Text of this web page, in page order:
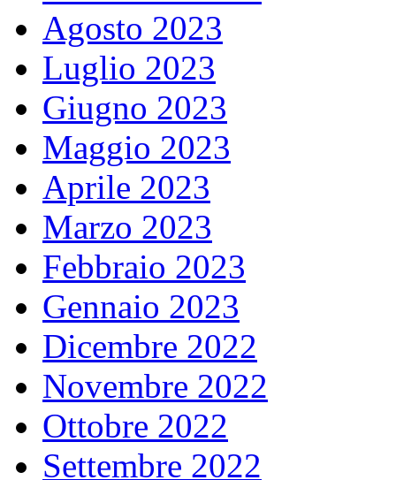
Agosto 2023
Luglio 2023
Giugno 2023
Maggio 2023
Aprile 2023
Marzo 2023
Febbraio 2023
Gennaio 2023
Dicembre 2022
Novembre 2022
Ottobre 2022
Settembre 2022